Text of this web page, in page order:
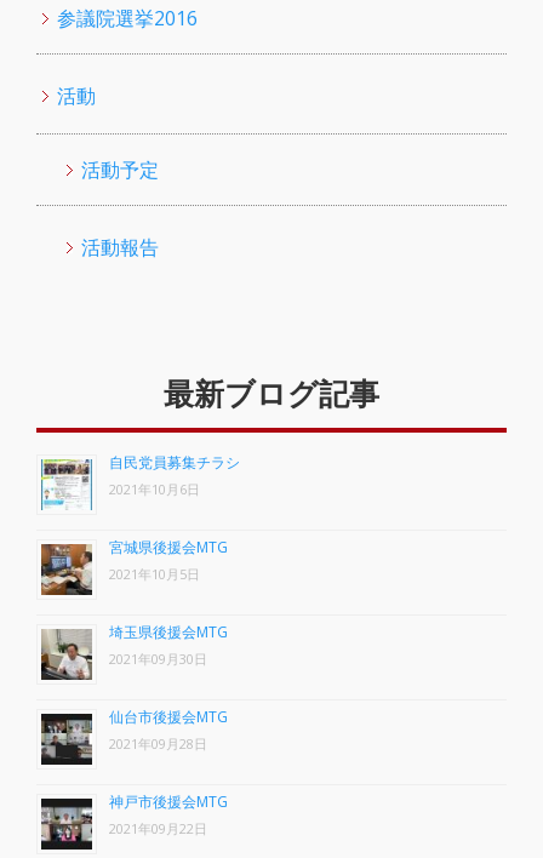
参議院選挙2016
活動
活動予定
活動報告
最新ブログ記事
自民党員募集チラシ
2021年10月6日
宮城県後援会MTG
2021年10月5日
埼玉県後援会MTG
2021年09月30日
仙台市後援会MTG
2021年09月28日
神戸市後援会MTG
2021年09月22日